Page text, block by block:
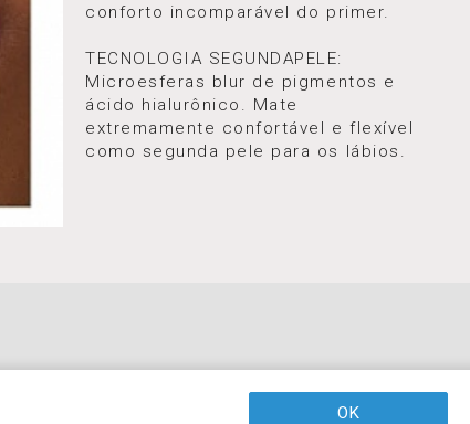
conforto incomparável do primer.
TECNOLOGIA SEGUNDAPELE:
Microesferas blur de pigmentos e
ácido hialurônico. Mate
extremamente confortável e flexível
como segunda pele para os lábios.
OK